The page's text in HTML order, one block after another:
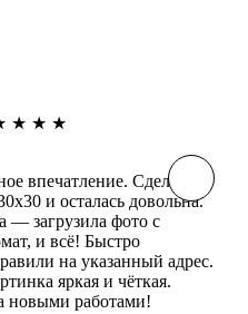
★ ★ ★
впечатление. Сделала
и осталась довольна.
— загрузила фото с
и всё! Быстро
на указанный адрес.
яркая и чёткая.
новыми работами!